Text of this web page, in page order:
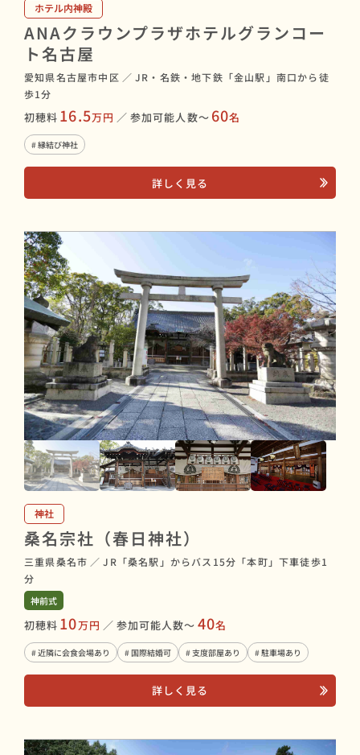
ホテル内神殿
ANAクラウンプラザホテルグランコー
ト名古屋
愛知県名古屋市中区 ／ JR・名鉄・地下鉄「金山駅」南口から徒
歩1分
初穂料 16.5万円 ／ 参加可能人数〜 60名
# 縁結び神社
詳しく見る
神社
桑名宗社（春日神社）
三重県桑名市 ／ JR「桑名駅」からバス15分「本町」下車徒歩1
分
神前式
初穂料 10万円 ／ 参加可能人数〜 40名
# 近隣に会食会場あり # 国際結婚可 # 支度部屋あり # 駐車場あり
詳しく見る